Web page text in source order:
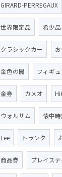
GIRARD-PERREGAUX
世界限定品 希少品
クラシックカー
金色の闇 フィギュ
金券 カメオ
ウォルサム 懐中
Lee トランク
商品券 プレイス